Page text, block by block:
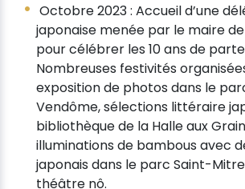
Octobre 2023 : Accueil d’une
japonaise menée par le maire
pour célébrer les 10 ans de
Nombreuses festivités
exposition de photos dans le
Vendôme, sélections littéraire
bibliothèque de la Halle aux
illuminations de bambous avec
japonais dans le parc Saint-
théâtre nô.